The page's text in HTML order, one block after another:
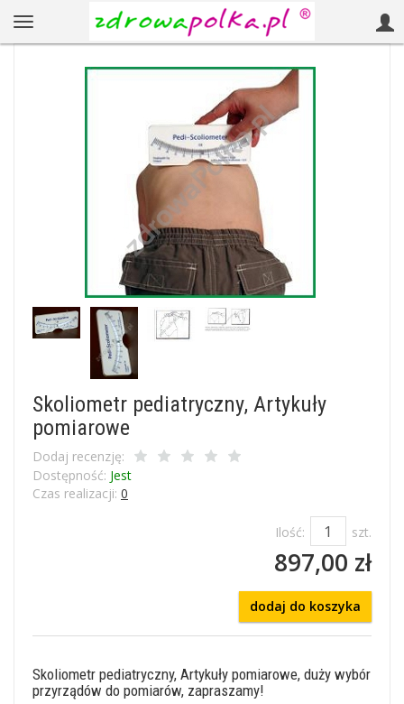
Skoliometr pediatryczny, Artykuły
pomiarowe
Dodaj recenzję:
Dostępność: Jest
Czas realizacji: 0
Ilość: szt.
897,00 zł
dodaj do koszyka
Skoliometr pediatryczny, Artykuły pomiarowe, duży wybór
przyrządów do pomiarów, zapraszamy!